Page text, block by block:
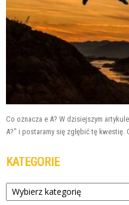
Co oznacza e A? W dzisiejszym
A?" i postaramy się zgłębić tę kwestię.
KATEGORIE
Kategorie